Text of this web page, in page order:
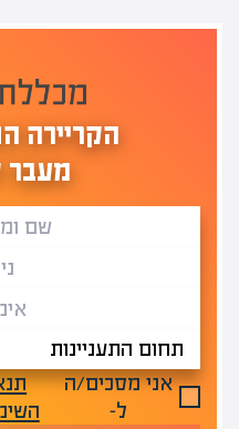
הקריירה
מעבר
אני מסכים/ה
ל-